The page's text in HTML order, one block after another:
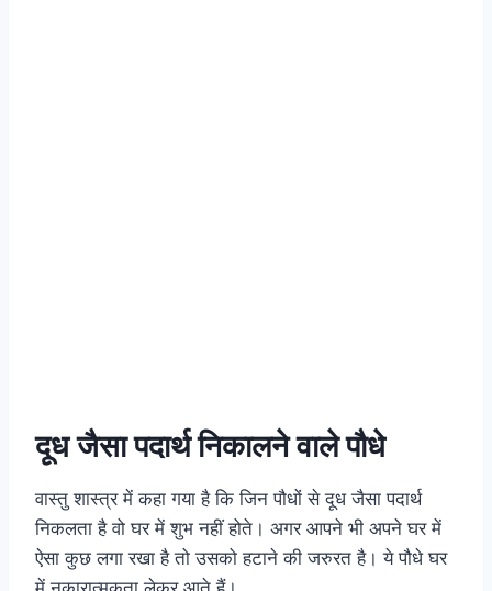
दूध जैसा पदार्थ निकालने वाले पौधे
वास्तु शास्त्र में कहा गया है कि जिन पौधों से दूध जैसा पदार्थ
निकलता है वो घर में शुभ नहीं होते। अगर आपने भी अपने घर में
ऐसा कुछ लगा रखा है तो उसको हटाने की जरुरत है। ये पौधे घर